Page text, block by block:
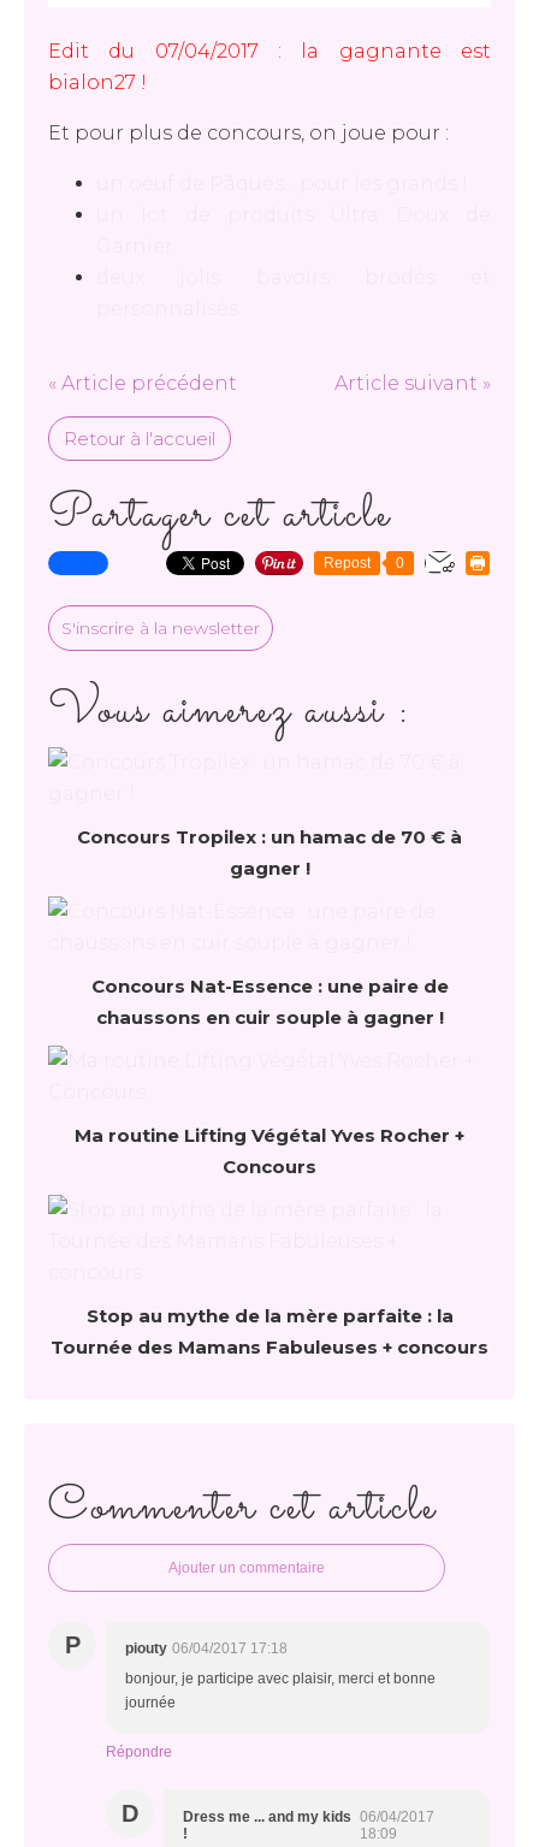
Edit du 07/04/2017 : la gagnante est
bialon27 !
Et pour plus de concours, on joue pour :
« Article précédent Article suivant »
Retour à l'accueil
Partager cet article
Repost 0
S'inscrire à la newsletter
Vous aimerez aussi :
Concours Tropilex : un hamac de 70 € à
gagner !
Concours Nat-Essence : une paire de
chaussons en cuir souple à gagner !
Ma routine Lifting Végétal Yves Rocher +
Concours
Stop au mythe de la mère parfaite : la
Tournée des Mamans Fabuleuses + concours
Commenter cet article
Ajouter un commentaire
P piouty 06/04/2017 17:18
bonjour, je participe avec plaisir, merci et bonne
journée
Répondre
D
Dress me ... and my kids
!
06/04/2017
18:09